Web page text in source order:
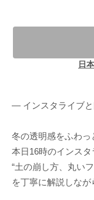
日
— インスタライブ
冬の透明感をふわっ
本日16時のインスタ
“土の崩し方、丸い
を丁寧に解説しなが